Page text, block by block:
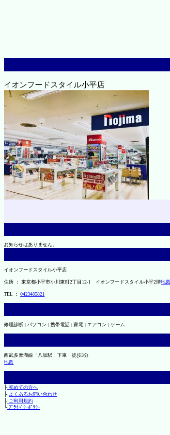
イオンフードスタイル小平店
お知らせはありません。
イオンフードスタイル小平店
住所 ： 東京都小平市小川東町2丁目12-1 イオンフードスタイル小平2階地図
TEL ： 0423485821
修理診断 | パソコン | 携帯電話 | 家電 | エアコン | ゲーム
西武多摩湖線「八坂駅」下車 徒歩3分
地図
├初めての方へ
├ よくあるお問い合わせ
├ご利用規約
└ﾌﾟﾗｲﾊﾞｼｰﾎﾟﾘｼｰ